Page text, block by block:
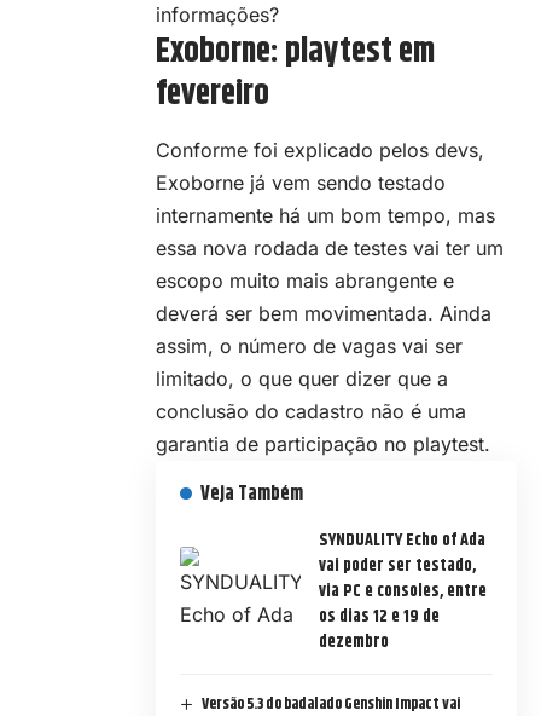
informações?
Exoborne: playtest em
fevereiro
Conforme foi explicado pelos devs,
Exoborne já vem sendo testado
internamente há um bom tempo, mas
essa nova rodada de testes vai ter um
escopo muito mais abrangente e
deverá ser bem movimentada. Ainda
assim, o número de vagas vai ser
limitado, o que quer dizer que a
conclusão do cadastro não é uma
garantia de participação no playtest.
Veja Também
SYNDUALITY Echo of Ada
vai poder ser testado,
via PC e consoles, entre
os dias 12 e 19 de
dezembro
Versão 5.3 do badalado Genshin Impact vai